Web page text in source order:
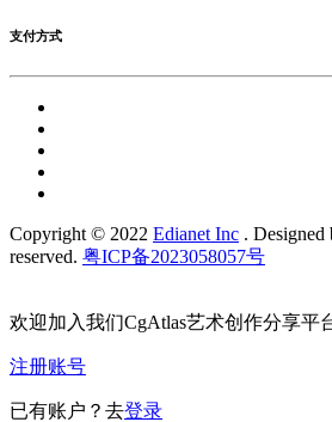
支付方式
Copyright © 2022 Edianet Inc . Designed
reserved. 粤ICP备2023058057号
欢迎加入我们CgAtlas艺术创作分享平
注册账号
已有账户？去登录